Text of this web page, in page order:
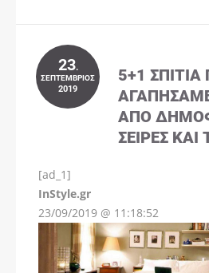
23.
ΣΕΠΤΈΜΒΡΙΟΣ
2019
5+1
ΑΠΌ
ΣΕΙΡΈΣ ΚΑΙ
[ad_1]
InStyle.gr
23/09/2019 @ 11:18:52